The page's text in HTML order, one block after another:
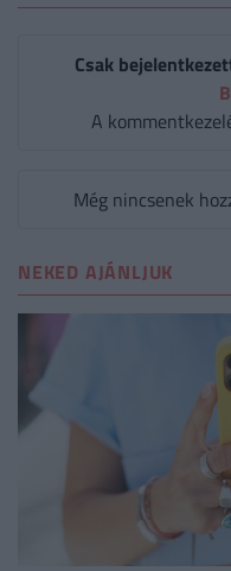
Csak
A
Még nincsenek
NEKED AJÁNLJUK